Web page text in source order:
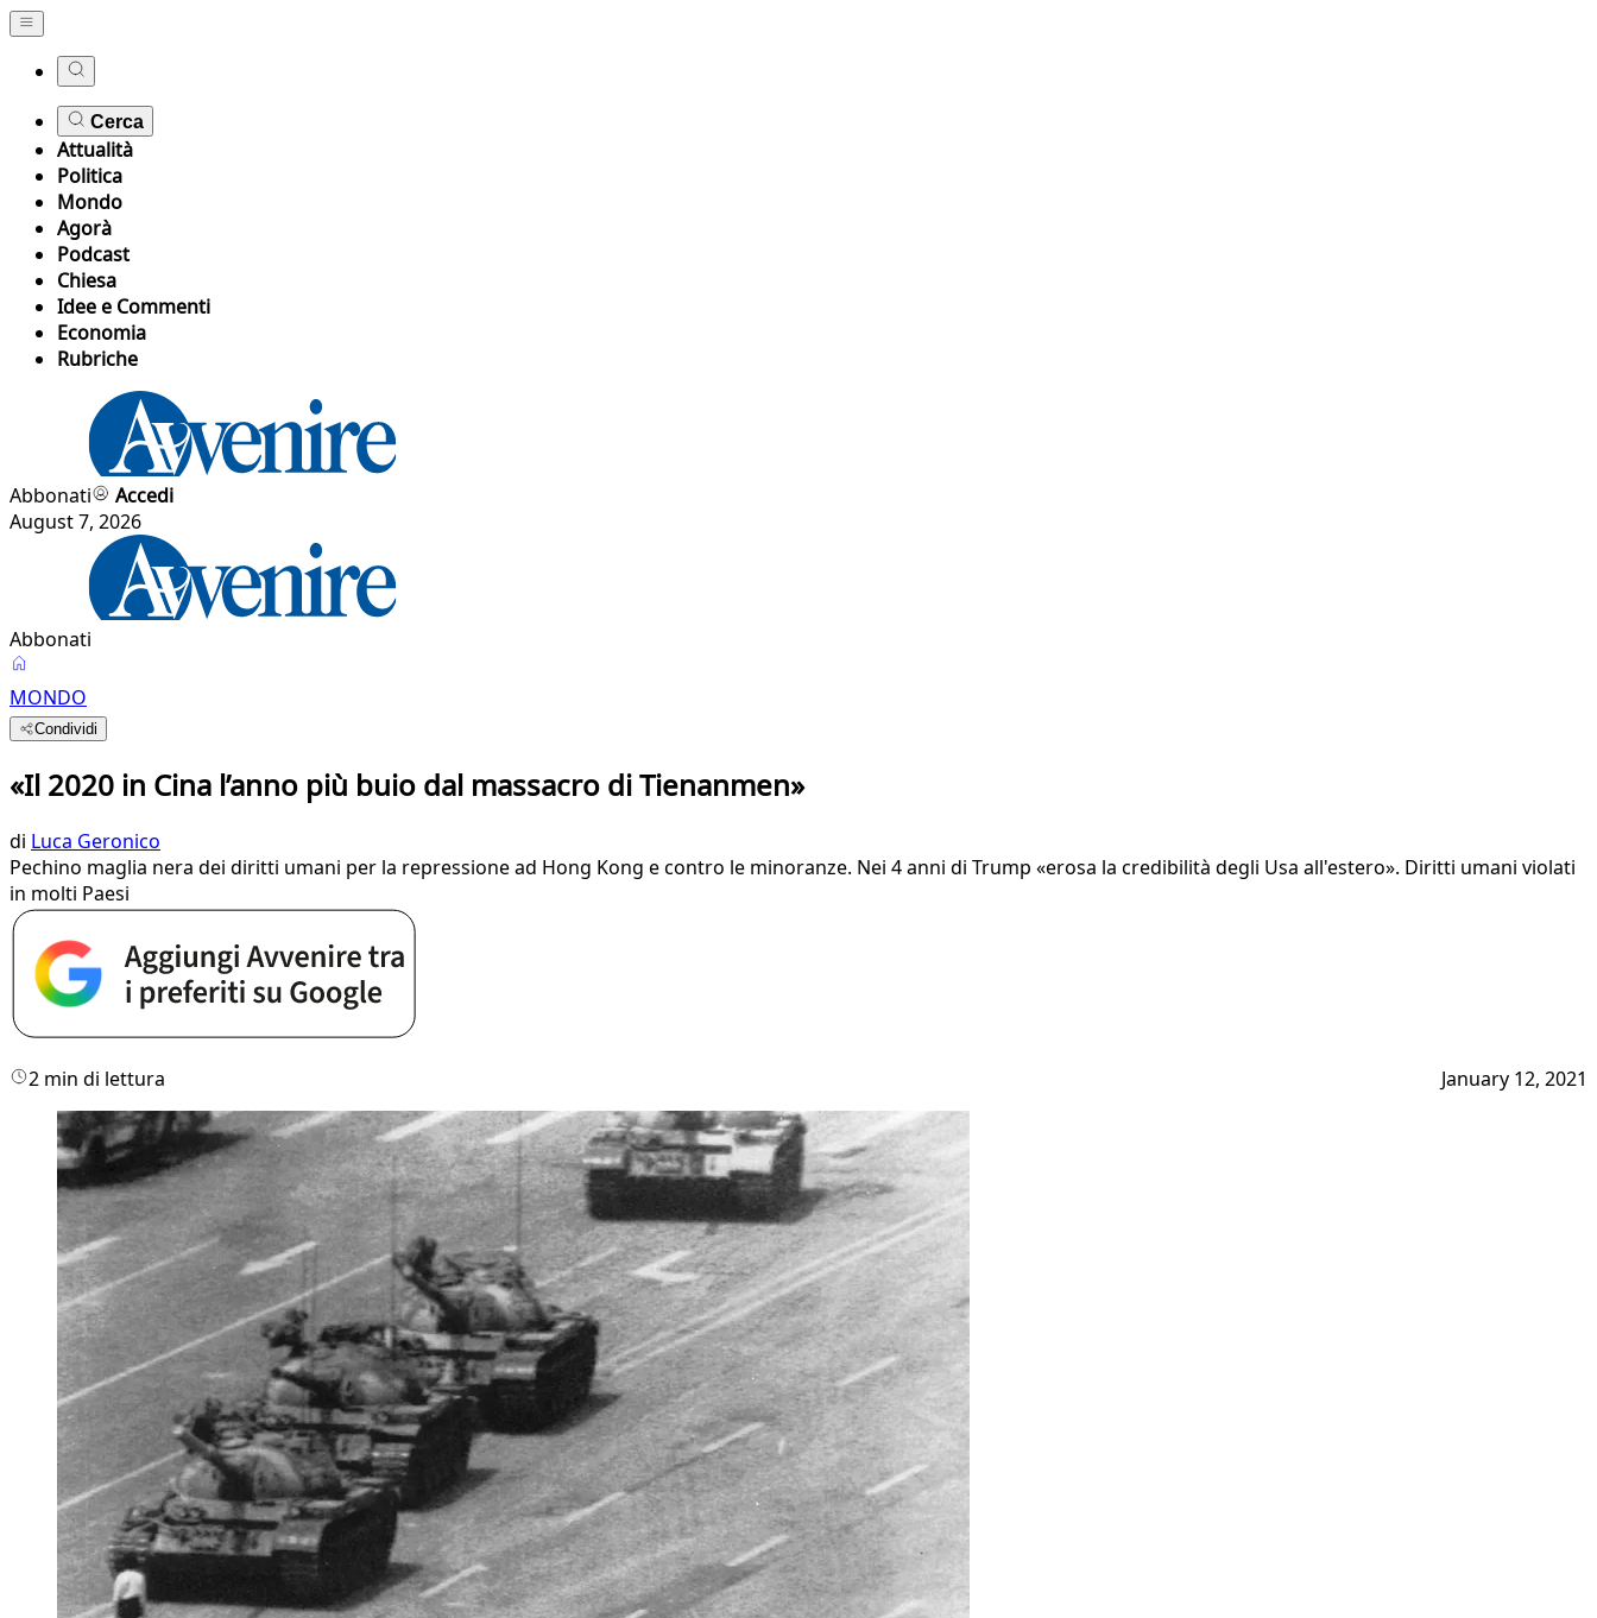
Cerca
Attualità
Politica
Mondo
Agorà
Podcast
Chiesa
Idee e Commenti
Economia
Rubriche
Abbonati
Accedi
August 7, 2026
Abbonati
MONDO
Condividi
«Il 2020 in Cina l’anno più buio dal massacro di Tienanmen»
di Luca Geronico
Pechino maglia nera dei diritti umani per la repressione ad Hong Kong e contro le minoranze. Nei 4 anni di Trump «erosa la credibilità degli Usa all'estero». Diritti umani violati
in molti Paesi
2 min di lettura January 12, 2021